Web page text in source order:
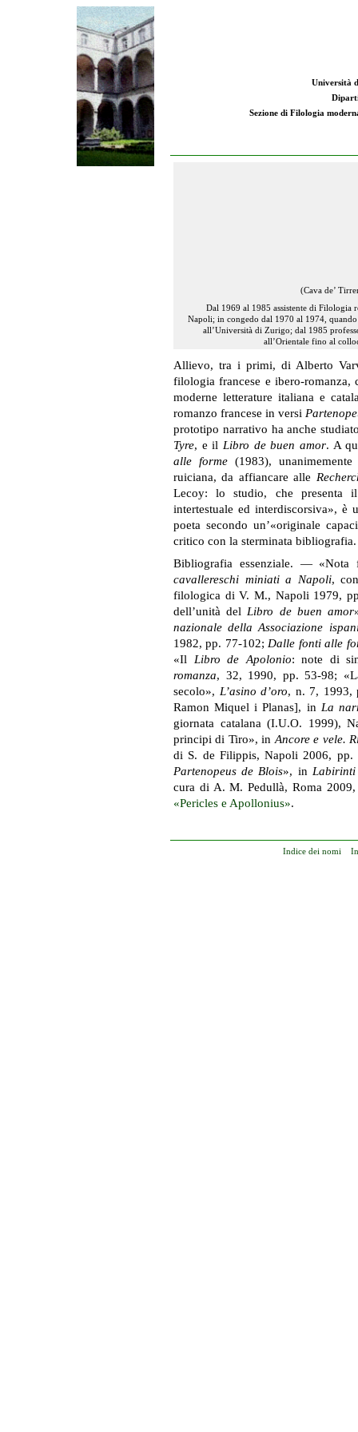
Università
Sezione di Filologia
(Cava de’
Dal 1969 al 1985 assistente di Filologia
Napoli; in congedo dal 1970 al 1974,
all’Università di Zurigo; dal 1985
all’Orientale fino al
Allievo, tra i primi, di Alberto
filologia francese e ibero-romanza,
moderne letterature italiana e
romanzo francese in versi
prototipo narrativo ha anche
Tyre, e il Libro de buen amor. A
alle forme (1983),
ruiciana, da affiancare alle
Lecoy: lo studio, che presenta
intertestuale ed interdiscorsiva», è
poeta secondo un’«originale
critico con la sterminata bibliografia.
Bibliografia essenziale. —
cavallereschi miniati a Napoli,
filologica di V. M., Napoli 1979,
dell’unità del Libro de buen amor
nazionale della Associazione
1982, pp. 77-102; Dalle fonti alle
«Il Libro de Apolonio: note di
romanza, 32, 1990, pp. 53-98;
secolo», L’asino d’oro, n. 7, 1993,
Ramon Miquel i Planas], in La
giornata catalana (I.U.O. 1999),
principi di Tiro», in Ancore e vele.
di S. de Filippis, Napoli 2006, pp.
Partenopeus de Blois», in
cura di A. M. Pedullà, Roma
«Pericles e Apollonius».
Indice dei nomi